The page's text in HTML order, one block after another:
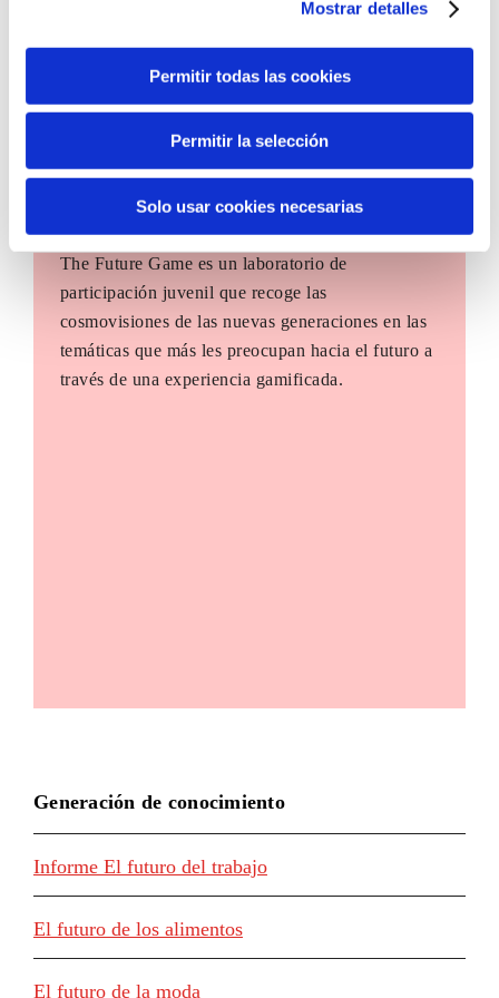
Mostrar detalles
Permitir todas las cookies
Permitir la selección
Solo usar cookies necesarias
The Future Game
The Future Game es un laboratorio de
participación juvenil que recoge las
cosmovisiones de las nuevas generaciones en las
temáticas que más les preocupan hacia el futuro a
través de una experiencia gamificada.
Generación de conocimiento
Informe El futuro del trabajo
El futuro de los alimentos
El futuro de la moda